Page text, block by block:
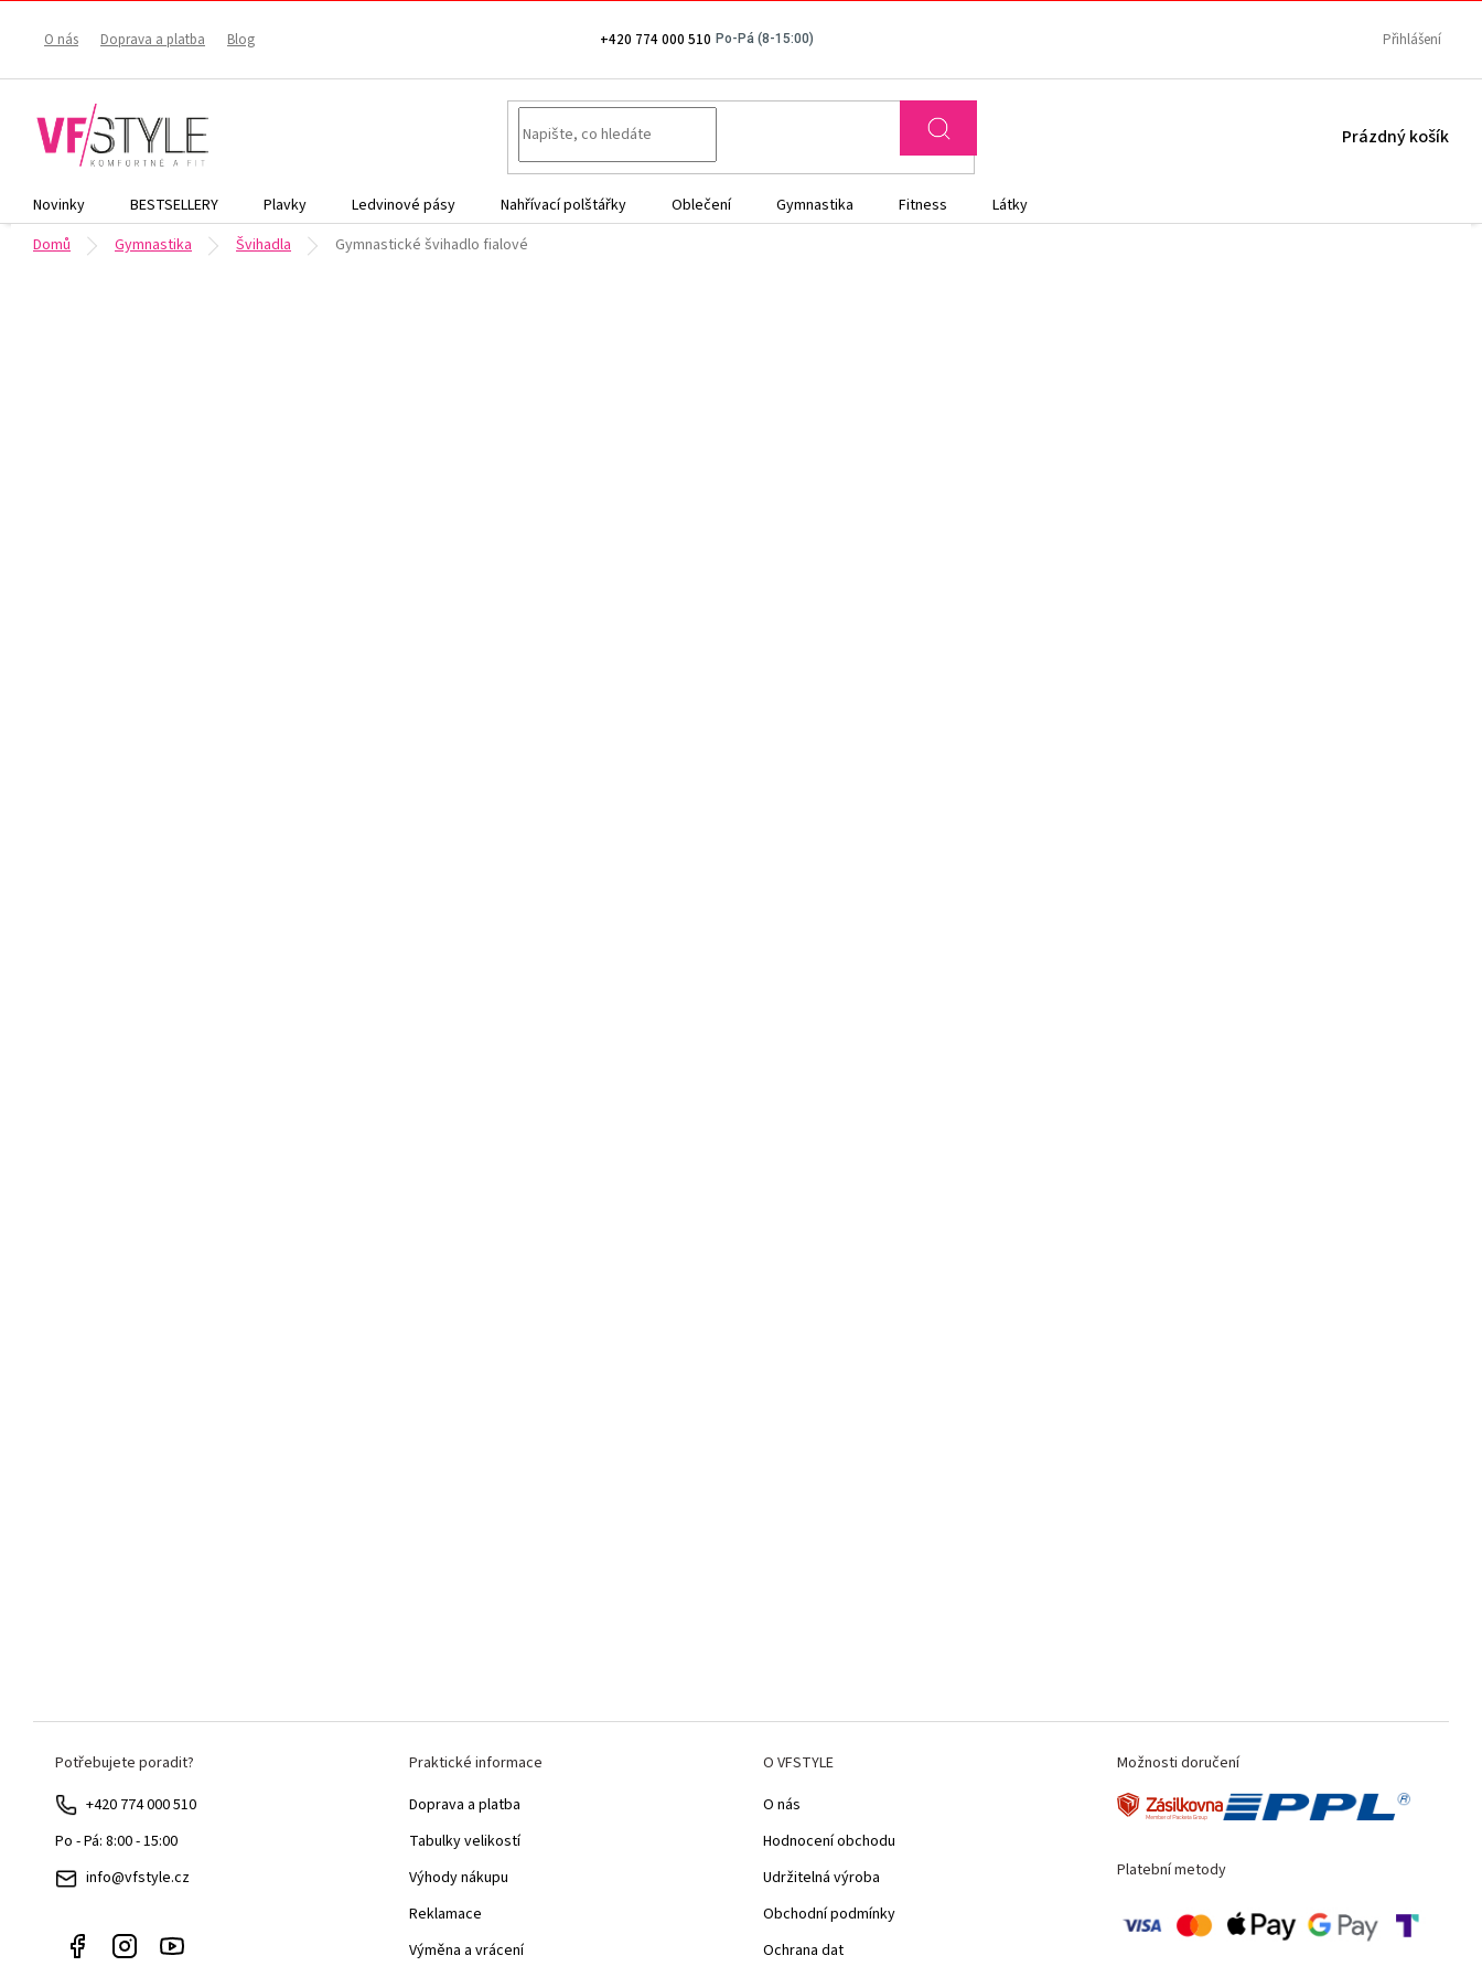
+420 774 000 510
O nás Doprava a platba Blog Přihlášení
NÁKUPNÍ
Prázdný košík
Novinky BESTSELLERY Plavky Ledvinové pásy Nahřívací polštářky Oblečení Gymnastika Fitness
Látky
Domů
Gymnastika Švihadla Gymnastické švihadlo fialové
Potřebujete poradit?
+420 774 000 510
Po - Pá: 8:00 - 15:00
info@vfstyle.cz
Praktické informace
Doprava a platba
Tabulky velikostí
Výhody nákupu
Reklamace
Výměna a vrácení
O VFSTYLE
O nás
Hodnocení obchodu
Udržitelná výroba
Obchodní podmínky
Ochrana dat
Možnosti doručení
Platební metody